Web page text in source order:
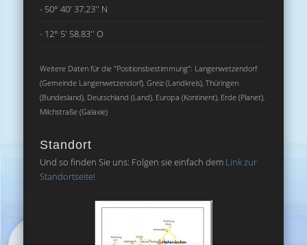
- 50° 40' 37.23'' N
- 12° 5' 58.83'' O
Weitere Daten für die "Positionsbestimmung": Langenwetzendorf
(Gemeinde Langenwetzendorf), Greiz (Landkreis), Thüringen
(Bundesland), Deutschland (Land), Europa (Kontinent), Erde (Planet),
Milchstraße (Galaxie)
Standort
Und so finden Sie uns: Folgen sie einfach dem Link zur
Standortseite!